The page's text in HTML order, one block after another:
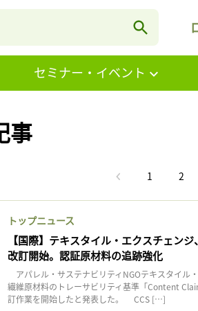
セミナー・イベント
事
1 2
トップニュース
【国際】テキスタイル・エクスチェン
改訂開始。認証原材料の追跡強化
アパレル・サステナビリティNGOテキスタイル
繊維原材料のトレーサビリティ基準「Content
訂作業を開始したと発表した。 CCS […]